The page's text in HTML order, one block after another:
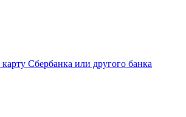
Сбербанка или другого банка